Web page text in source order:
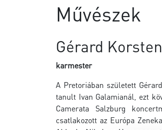
Művészek
Gérard Korsten
karmester
A Pretoriában született
tanult Ivan Galamianál, ezt
Camerata Salzburg
csatlakozott az Európa